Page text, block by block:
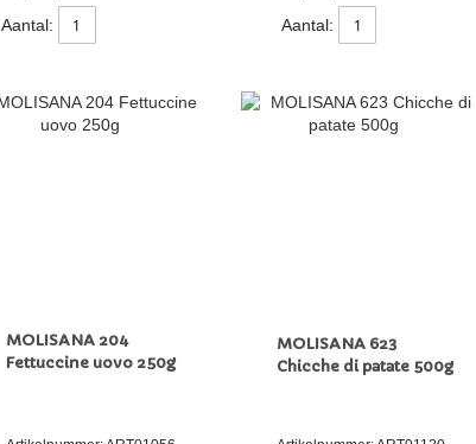
Aantal: Aantal:
MOLISANA 204
Fettuccine uovo 250g
MOLISANA 623
Chicche di patate 500g